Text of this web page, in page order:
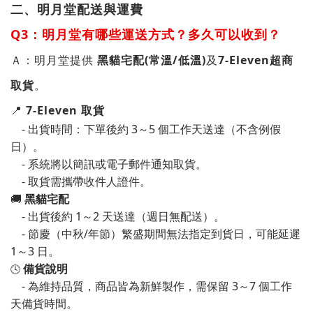
二、 明月堂配送與運費
Q3： 明月堂有哪些運送方式？多久可以收到？
Ａ ： 明月堂提供 黑貓宅配(常溫/低溫)及7-Eleven超商
取貨。
📍 7-Eleven 取貨
- 出貨時間：下單後約 3～5 個工作天送達（不含例假
日）。
- 系統將以簡訊或電子郵件通知取貨。
- 取貨需攜帶收件人證件。
🚚 黑貓宅配
- 出貨後約 1～2 天送達（週日無配送）。
- 節慶（中秋/年節）繁盛期間無法指定到貨日，可能延遲
1～3 日。
🕓 備貨說明
- 為維持品質，商品皆為新鮮製作，需保留 3～7 個工作
天備貨時間。